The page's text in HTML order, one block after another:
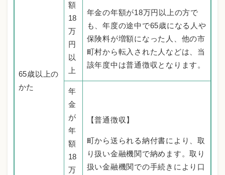
65歳以上の
かた
額
18
万
円
以
上
年金の年額が18万円以上の方で
も、年度の途中で65歳になる人や
保険料が増額になった人、他の市
町村から転入された人などは、当
該年度中は普通徴収となります。
年
金
が
年
額
18
万
【普通徴収】
町から送られる納付書により、取
り扱い金融機関で納めます。取り
扱い金融機関での手続きにより口